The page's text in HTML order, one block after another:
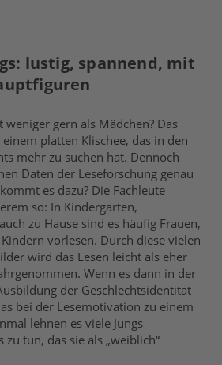
lustig, spannend, mit
weniger gern als Mädchen? Das
platten Klischee, das in den
mehr zu suchen hat. Dennoch
Daten der Leseforschung genau
es dazu? Die Fachleute
so: In Kindergarten,
zu Hause sind es häufig Frauen,
vorlesen. Durch diese vielen
wird das Lesen leicht als eher
Wenn es dann in der
der Geschlechtsidentität
bei der Lesemotivation zu einem
lehnen es viele Jungs
zu tun, das sie als „weiblich“